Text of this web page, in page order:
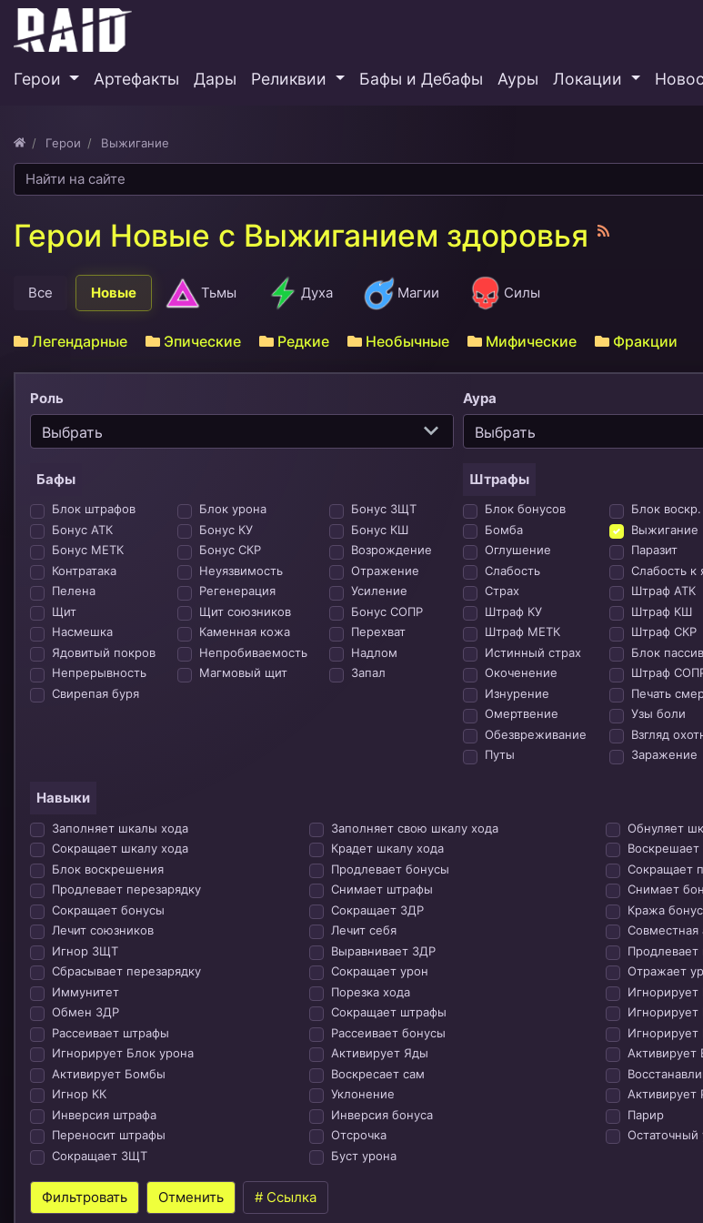
Герои Артефакты Дары Реликвии Бафы и Дебафы Ауры Локации
Герои Выжигание
Герои Новые с Выжиганием здоровья
Все Новые Тьмы Духа Магии Силы
Легендарные Эпические Редкие Необычные Мифические Фракции
Роль
Выбрать
Аура
Выбрать
Бафы
Блок штрафов Блок урона
Бонус ЗЩТ
Бонус АТК
Бонус КУ
Бонус КШ
Бонус МЕТК
Бонус СКР
Возрождение
Контратака
Неуязвимость
Отражение
Пелена
Регенерация
Усиление
Щит
Щит союзников
Бонус СОПР
Насмешка
Каменная кожа
Перехват
Ядовитый покров
Непробиваемость
Надлом
Непрерывность
Магмовый щит
Запал
Свирепая буря
Штрафы
Блок бонусов Блок воскр.
Бомба
Выжигание
Оглушение
Паразит
Слабость
Слабость к
Страх
Штраф АТК
Штраф КУ
Штраф КШ
Штраф МЕТК
Штраф СКР
Истинный страх
Блок
Окоченение
Штраф
Изнурение
Печать
Омертвение
Узы боли
Обезвреживание
Взгляд
Путы
Заражение
Навыки
Заполняет шкалы хода Заполняет свою шкалу хода
Обнуляет
Сокращает шкалу хода
Крадет шкалу хода
Блок воскрешения
Продлевает бонусы
Сокращает
Продлевает перезарядку
Снимает штрафы
Снимает
Сокращает бонусы
Сокращает ЗДР
Кража
Лечит союзников
Лечит себя
Совместная
Игнор ЗЩТ
Выравнивает ЗДР
Сбрасывает перезарядку
Сокращает урон
Отражает
Иммунитет
Порезка хода
Игнорирует
Обмен ЗДР
Сокращает штрафы
Рассеивает штрафы
Рассеивает бонусы
Игнорирует Блок урона
Активирует Яды
Активирует
Активирует Бомбы
Воскресает сам
Игнор КК
Уклонение
Активирует
Инверсия штрафа
Инверсия бонуса
Парир
Переносит штрафы
Отсрочка
Остаточный
Сокращает ЗЩТ
Буст урона
Фильтровать Отменить # Ссылка